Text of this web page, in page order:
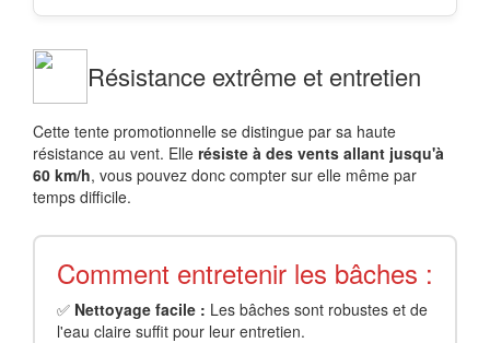
Résistance extrême et entretien
Cette tente promotionnelle se distingue par sa haute
résistance au vent. Elle résiste à des vents allant jusqu'à
60 km/h, vous pouvez donc compter sur elle même par
temps difficile.
Comment entretenir les bâches :
✅ Nettoyage facile : Les bâches sont robustes et de
l'eau claire suffit pour leur entretien.